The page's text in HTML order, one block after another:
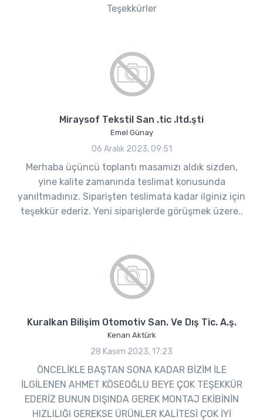
Teşekkürler
Miraysof Tekstil San .tic .ltd.şti
Emel Günay
06 Aralık 2023, 09:51
Merhaba üçüncü toplantı masamızı aldık sizden,
yine kalite zamanında teslimat konusunda
yanıltmadınız. Siparişten teslimata kadar ilginiz için
teşekkür ederiz. Yeni siparişlerde görüşmek üzere..
Kuralkan Bilişim Otomotiv San. Ve Dış Tic. A.ş.
Kenan Aktürk
28 Kasım 2023, 17:23
ÖNCELİKLE BAŞTAN SONA KADAR BİZİM İLE
İLGİLENEN AHMET KÖSEOĞLU BEYE ÇOK TEŞEKKÜR
EDERİZ BUNUN DIŞINDA GEREK MONTAJ EKİBİNİN
HIZLILIĞI GEREKSE ÜRÜNLER KALİTESİ ÇOK İYİ